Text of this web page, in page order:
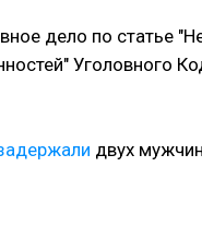
дело по статье
Уголовного
двух